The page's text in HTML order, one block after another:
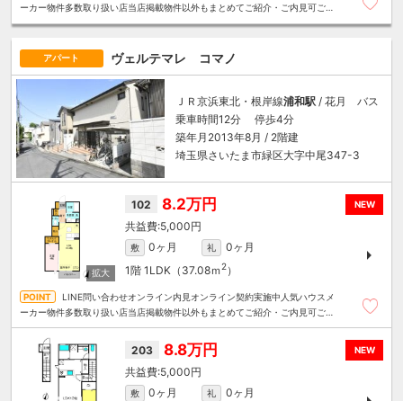
ーカー物件多数取り扱い店当店掲載物件以外もまとめてご紹介・ご内見可ご予
アパート ヴェルテマレ コマノ
ＪＲ京浜東北・根岸線浦和駅 / 花月 バス
乗車時間12分 停歩4分
築年月2013年8月 / 2階建
埼玉県さいたま市緑区大字中尾347-3
NEW
102 8.2万円
5,000円
敷 0ヶ月 礼
0ヶ月
1階 1LDK（37.08ｍ 2）
LINE問い合わせオンライン内見オンライン契約実施中人気ハウスメ
ーカー物件多数取り扱い店当店掲載物件以外もまとめてご紹介・ご内見可ご予
NEW
203 8.8万円
5,000円
敷 0ヶ月 礼
0ヶ月